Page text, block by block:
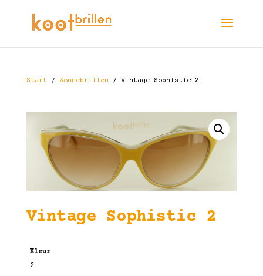
Start/ Zonnebrillen/ Vintage Sophistic 2
Vintage Sophistic 2
Kleur
2